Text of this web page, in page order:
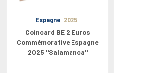
Espagne 2025
Coincard BE 2 Euros
Commémorative Espagne
2025 "Salamanca"